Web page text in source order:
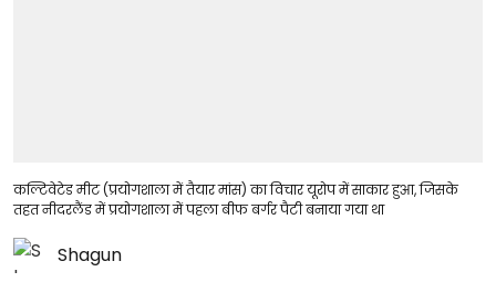
कल्टिवेटेड मीट (प्रयोगशाला में तैयार मांस) का विचार यूरोप में साकार हुआ, जिसके
तहत नीदरलैंड में प्रयोगशाला में पहला बीफ बर्गर पैटी बनाया गया था
Shagun